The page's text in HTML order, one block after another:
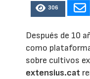
306
Después de 10
como
sobre cultivos
extensius.cat